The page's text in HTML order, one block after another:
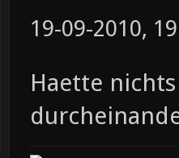
19-09-2010,
Haette